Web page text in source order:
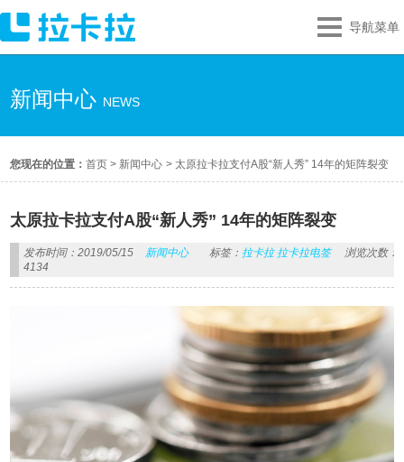
导航菜单
新闻中心 NEWS
您现在的位置：首页 > 新闻中心 > 太原拉卡拉支付A股“新人秀” 14年的矩阵裂变
太原拉卡拉支付A股“新人秀” 14年的矩阵裂变
发布时间：2019/05/15 新闻中心 标签： 拉卡拉 拉卡拉电签
浏览次数：
4134